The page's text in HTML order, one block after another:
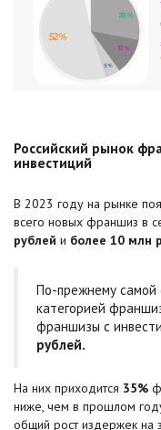
Российский рынок
инвестиций
В 2023 году на рынке
всего новых франшиз в
рублей и более 10 млн
По-прежнему самой
категорией
франшизы с
рублей.
На них приходится 35%
ниже, чем в прошлом
общий рост издержек на